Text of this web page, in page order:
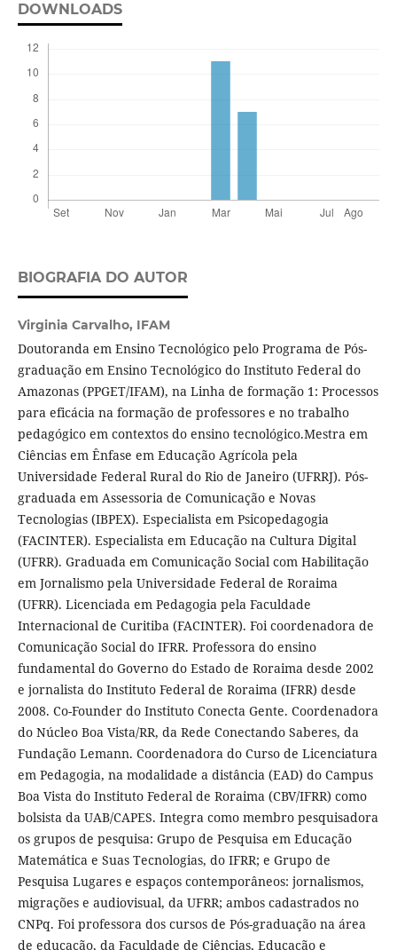
DOWNLOADS
BIOGRAFIA DO AUTOR
Virginia Carvalho, IFAM
Doutoranda em Ensino Tecnológico pelo Programa de Pós-
graduação em Ensino Tecnológico do Instituto Federal do
Amazonas (PPGET/IFAM), na Linha de formação 1: Processos
para eficácia na formação de professores e no trabalho
pedagógico em contextos do ensino tecnológico.Mestra em
Ciências em Ênfase em Educação Agrícola pela
Universidade Federal Rural do Rio de Janeiro (UFRRJ). Pós-
graduada em Assessoria de Comunicação e Novas
Tecnologias (IBPEX). Especialista em Psicopedagogia
(FACINTER). Especialista em Educação na Cultura Digital
(UFRR). Graduada em Comunicação Social com Habilitação
em Jornalismo pela Universidade Federal de Roraima
(UFRR). Licenciada em Pedagogia pela Faculdade
Internacional de Curitiba (FACINTER). Foi coordenadora de
Comunicação Social do IFRR. Professora do ensino
fundamental do Governo do Estado de Roraima desde 2002
e jornalista do Instituto Federal de Roraima (IFRR) desde
2008. Co-Founder do Instituto Conecta Gente. Coordenadora
do Núcleo Boa Vista/RR, da Rede Conectando Saberes, da
Fundação Lemann. Coordenadora do Curso de Licenciatura
em Pedagogia, na modalidade a distância (EAD) do Campus
Boa Vista do Instituto Federal de Roraima (CBV/IFRR) como
bolsista da UAB/CAPES. Integra como membro pesquisadora
os grupos de pesquisa: Grupo de Pesquisa em Educação
Matemática e Suas Tecnologias, do IFRR; e Grupo de
Pesquisa Lugares e espaços contemporâneos: jornalismos,
migrações e audiovisual, da UFRR; ambos cadastrados no
CNPq. Foi professora dos cursos de Pós-graduação na área
de educação, da Faculdade de Ciências, Educação e